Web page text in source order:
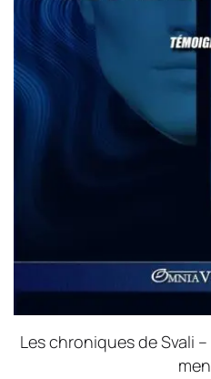
Les chroniques de Svali